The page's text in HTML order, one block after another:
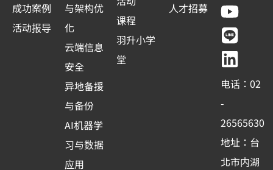
成功案例
活动报导
与架构优
化
云端信息
安全
异地备援
与备份
AI机器学
习与数据
应用
课程
羽升小学
堂
人才招募
a
c
e
b
o
o
k
-
s
o
u
t
u
b
e
i
n
e
i
n
k
e
d
i
n
电话：02
-
26565630
地址：台
北市内湖